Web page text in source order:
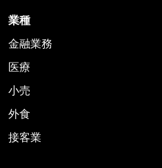
業種
金融業務
医療
小売
外食
接客業